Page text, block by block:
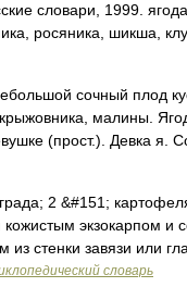
словари, 1999.
росяника, шикша,
сочный плод
малины.
(прост.). Девка я.
2 &#151;
экзокарпом и
из стенки завязи или
словарь